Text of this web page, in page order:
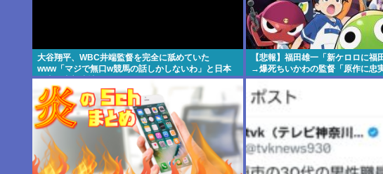
大谷翔平、WBC井端監督を完全に舐めていた
www「マジで無口w競馬の話しかしないわ」と日本
代表は内部崩壊
【悲報】福田雄一「新ケロロに福
→爆死ちいかわの監督「原作に忠